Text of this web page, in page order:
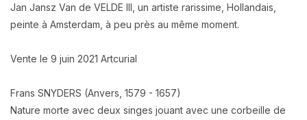
Jan Jansz Van de VELDE III, un artiste rarissime, Hollandais,
peinte à Amsterdam, à peu près au même moment.
Vente le 9 juin 2021 Artcurial
Frans SNYDERS (Anvers, 1579 - 1657)
Nature morte avec deux singes jouant avec une corbeille de